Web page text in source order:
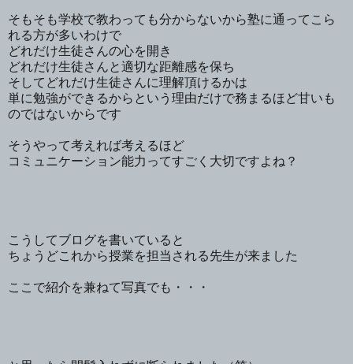
そもそも学校で教わっても分からないから塾に通ってこら
れる方が多いわけで
どれだけ生徒さんの心を開き
どれだけ生徒さんと適切な距離感を保ち
そしてどれだけ生徒さんに理解頂けるかは
単に勉強ができるからという理由だけで務まるほど甘いも
のではないからです
そうやって考えれば考えるほど
コミュニケーション能力ってすごく大切ですよね？
こうしてブログを書いていると
ちょうどこれから授業を担当される先生が来ました
ここで紹介を兼ねて写真でも・・・